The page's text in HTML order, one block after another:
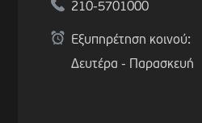
210-5701000
Εξυπηρέτηση κοινού:
Δευτέρα - Παρασκευή